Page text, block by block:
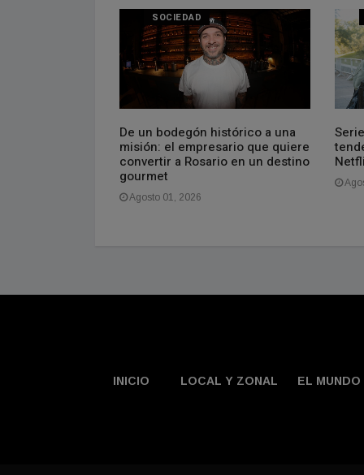
SOCIEDAD
De un bodegón histórico a una
misión: el empresario que quiere
convertir a Rosario en un destino
gourmet
Agosto 01, 2026
INICIO LOCAL Y ZONAL EL MUNDO